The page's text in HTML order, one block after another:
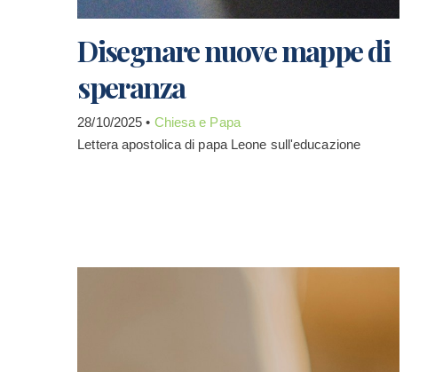
Disegnare nuove mappe di
speranza
28/10/2025 • Chiesa e Papa
Lettera apostolica di papa Leone sull'educazione